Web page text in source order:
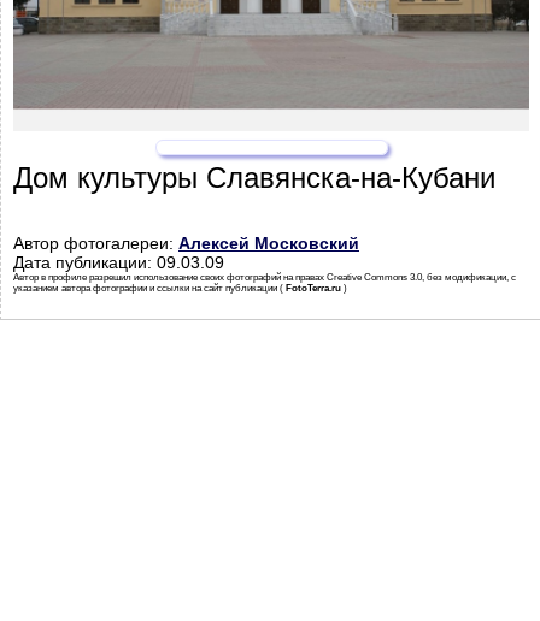
Дом культуры Славянска-на-Кубани
Автор фотогалереи: Алексей Московский
Дата публикации: 09.03.09
Автор в профиле разрешил использование своих фотографий на правах Creative Commons 3.0, без модификации, с
указанием автора фотографии и ссылки на сайт публикации ( FotoTerra.ru )